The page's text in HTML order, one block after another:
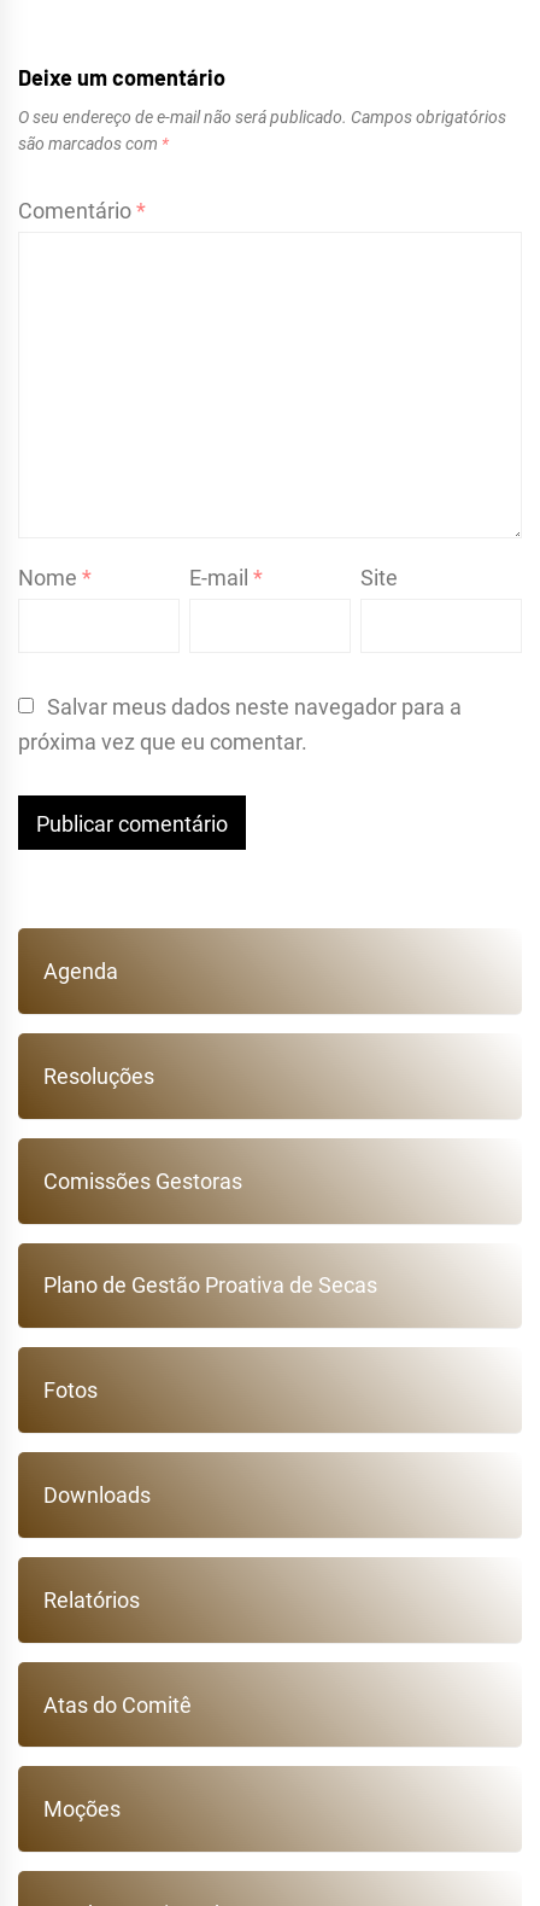
Deixe um comentário
O seu endereço de e-mail não será publicado. Campos obrigatórios
são marcados com *
Comentário*
Nome * E-mail* Site
Salvar meus dados neste navegador para a
próxima vez que eu comentar.
Agenda
Resoluções
Comissões Gestoras
Plano de Gestão Proativa de Secas
Fotos
Downloads
Relatórios
Atas do Comitê
Moções